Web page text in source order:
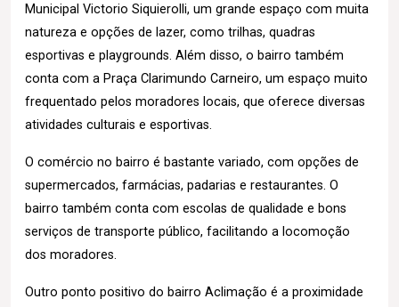
Municipal Victorio Siquierolli, um grande espaço com muita
natureza e opções de lazer, como trilhas, quadras
esportivas e playgrounds. Além disso, o bairro também
conta com a Praça Clarimundo Carneiro, um espaço muito
frequentado pelos moradores locais, que oferece diversas
atividades culturais e esportivas.
O comércio no bairro é bastante variado, com opções de
supermercados, farmácias, padarias e restaurantes. O
bairro também conta com escolas de qualidade e bons
serviços de transporte público, facilitando a locomoção
dos moradores.
Outro ponto positivo do bairro Aclimação é a proximidade